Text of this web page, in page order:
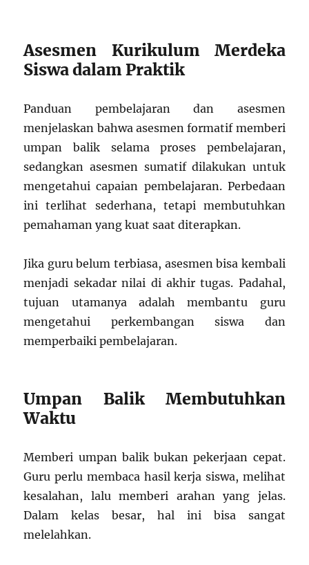
Asesmen Kurikulum Merdeka
Siswa dalam Praktik
Panduan pembelajaran dan asesmen
menjelaskan bahwa asesmen formatif memberi
umpan balik selama proses pembelajaran,
sedangkan asesmen sumatif dilakukan untuk
mengetahui capaian pembelajaran. Perbedaan
ini terlihat sederhana, tetapi membutuhkan
pemahaman yang kuat saat diterapkan.
Jika guru belum terbiasa, asesmen bisa kembali
menjadi sekadar nilai di akhir tugas. Padahal,
tujuan utamanya adalah membantu guru
mengetahui perkembangan siswa dan
memperbaiki pembelajaran.
Umpan Balik Membutuhkan
Waktu
Memberi umpan balik bukan pekerjaan cepat.
Guru perlu membaca hasil kerja siswa, melihat
kesalahan, lalu memberi arahan yang jelas.
Dalam kelas besar, hal ini bisa sangat
melelahkan.